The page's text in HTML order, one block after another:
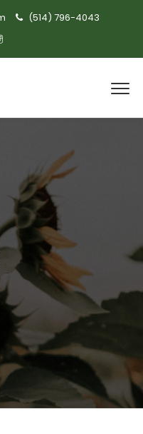
(514) 796-4043